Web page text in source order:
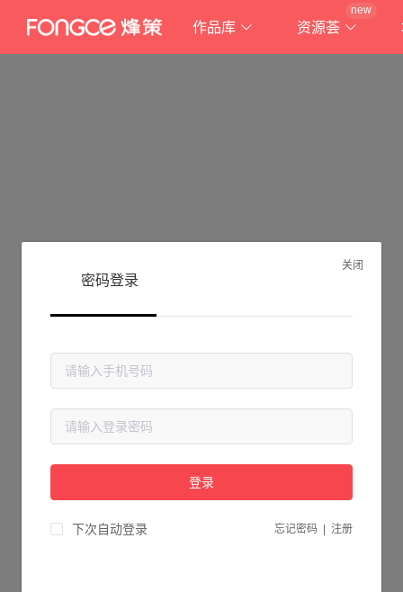
作品库 资源荟
new
抱歉!
请检查您输入的网址是否正确，或点击下面的按钮返回首页。
关闭
密码登录
登录
下次自动登录 忘记密码 注册